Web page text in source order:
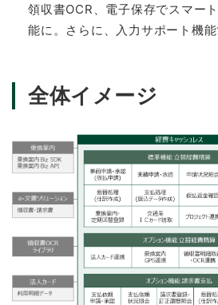
領収書OCR、電子保存でスマー
能に。さらに、入力サポート機能
全体イメージ